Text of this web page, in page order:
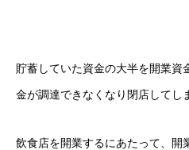
貯蓄していた資金の大半を開業資
金が調達できなくなり閉店してし
飲食店を開業するにあたって、開